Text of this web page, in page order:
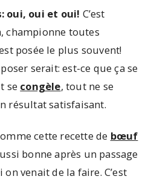
oui, oui et oui! C’est
championne toutes
posée le plus souvent!
serait: est-ce que ça se
se congèle, tout ne se
résultat satisfaisant.
cette recette de bœuf
bonne après un passage
venait de la faire. C’est